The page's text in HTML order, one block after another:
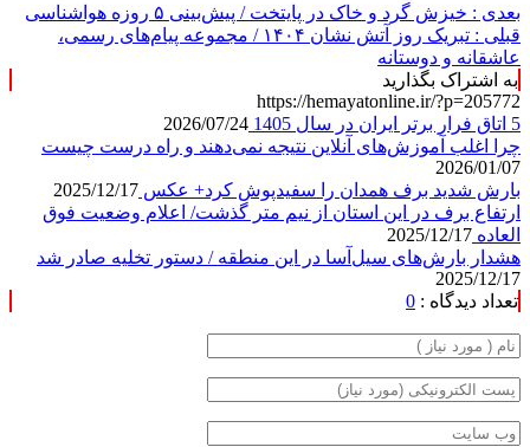
بعدی : خیزش گرد و خاک در پایتخت / پیش‌بینی ۵ روزه هواشناسی
قبلی :
تبریک روز آتش نشان ۱۴۰۴ / مجموعه پیام‌های رسمی،
عاشقانه و دوستانه
به اشتراک بگذارید
https://hemayatonline.ir/?p=205772
5 اتاق فرار برتر ایران در سال 1405
2026/07/24
چرا اغلب آموزش‌های آنلاین نتیجه نمی‌دهند و راه درست چیست
2026/01/07
بارش شدید برف همدان را سفیدپوش کرد+ عکس 2025/12/17
ارتفاع برف در این استان از نیم متر گذشت/ اعلام وضعیت فوق
العاده 2025/12/17
هشدار بارش‌های سیل‌آسا در این منطقه / دستور تخلیه صادر شد
2025/12/17
تعداد دیدگاه : 0